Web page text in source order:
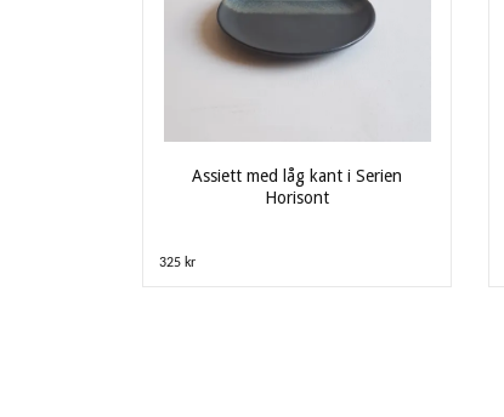
Assiett med låg kant i Serien
Horisont
325 kr